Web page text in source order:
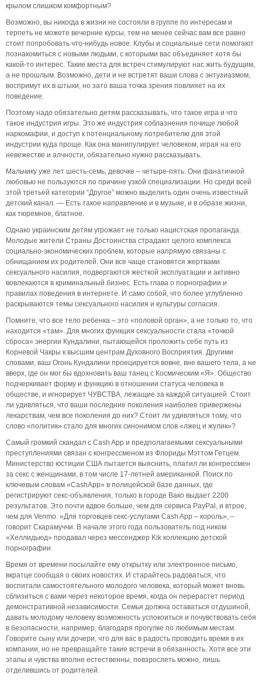
крылом слишком комфортным?
Возможно, вы никогда в жизни не состояли в группе по интересам и
терпеть не можете вечерние курсы, тем не менее сейчас вам все равно
стоит попробовать что-нибудь новое. Клубы и социальные сети помогают
познакомиться с новыми людьми, с которыми вас объединяет хотя бы
какой-то интерес. Такие места для встреч стимулируют нас жить будущим,
а не прошлым. Возможно, дети и не встретят ваши слова с энтузиазмом,
воспримут их в штыки, но зато ваша точка зрения повлияет на их
поведение.
Поэтому надо обязательно детям рассказывать, что такое игра и что
такое индустрия игры. Это же индустрия соблазнения почище любой
наркомафии, и доступ к потенциальному потребителю для этой
индустрии куда проще. Как она манипулирует человеком, играя на его
невежестве и алчности, обязательно нужно рассказывать.
Мальчику уже лет шесть-семь, девочке – четыре-пять. Они фанатичной
любовью не пользуются по причине узкой специализации. Но среди всей
этой третьей категории “Другое” можно выделить один очень известный
детский канал. — Есть такое направление и в музыке, и в образе жизни,
как тюремное, блатное.
Однако украинским детям угрожает не только нацистская пропаганда.
Молодые жители Страны Достоинства страдают целого комплекса
социально-экономических проблем, которые напрямую связаны с
обнищанием их родителей. Они все чаще становятся жертвами
сексуального насилия, подвергаются жесткой эксплуатации и активно
вовлекаются в криминальный бизнес. Есть глава о порнографии и
правилах поведения в интернете. И само собой, что более углубленно
раскрываются темы сексуального насилия и культуры согласия.
Помните, что все тело ребенка – это «половой орган», а не только то, что
находится «там». Для многих функция сексуальности стала «точкой
сброса» энергии Кундалини, пытающейся проложить себе путь из
Корневой Чакры к высшим центрам Духовного Восприятия. Другими
словами, ваш Огонь Кундалини проецируется вовне, вне вашего тела, а не
вверх, где он мог бы вдохновить ваш танец с Космическим «Я». Общество
подчеркивает форму и функцию в отношении статуса человека в
обществе, и игнорирует ЧУВСТВА, лежащие за каждой ситуацией. Стоит
ли удивляться, что ваши последние поколения наиболее привержены
лекарствам, чем все поколения до них? Стоит ли удивляться тому, что
слово «политик» стало для многих синонимом слов «лжец и жулик»?
Самый громкий скандал с Cash App и предполагаемыми сексуальными
преступлениями связан с конгрессменом из Флориды Мэттом Гетцем.
Министерство юстиции США пытается выяснить, платил ли конгрессмен
за секс с женщинами, в том числе 17-летней американкой. Поиск по
ключевым словам «CashApp» в полицейской базе данных, где
регистрируют секс-объявления, только в городе Вако выдает 2200
результатов. Это почти вдвое больше, чем для сервиса PayPal, и втрое,
чем для Venmo. «Для торговцев секс-услугами Cash App – король», –
говорит Скарамуччи. В начале этого года пользователь под ником
«Хеллидьюд» продавал через мессенджер Kik коллекцию детской
порнографии.
Время от времени посылайте ему открытку или электронное письмо,
вкратце сообщая о своих новостях. И старайтесь радоваться, что
воспитали самостоятельного молодого человека, который может вновь
сблизиться с вами через некоторое время, когда он перерастет период
демонстративной независимости. Семья должна оставаться отдушиной,
давать молодому человеку возможность успокоиться и почувствовать себя
в безопасности, например, благодаря прогулке по любимым местам.
Говорите сыну или дочери, что для вас в радость проводить время в их
компании, но не превращайте такие встречи в обязанность. Хотя все эти
этапы и чувства вполне естественны, повзрослеть можно, лишь
отделившись от родителей.